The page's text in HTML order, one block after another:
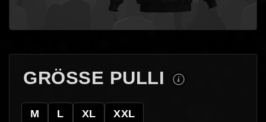
GRÖSSE PULLI
M L XL XXL